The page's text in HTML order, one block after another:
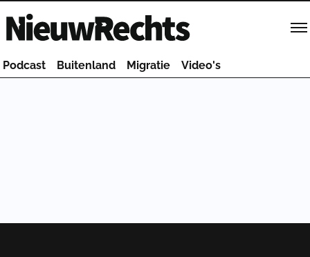
Homepage van NieuwRechts
Podcast Buitenland Migratie Video's